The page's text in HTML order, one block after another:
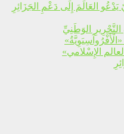
(1957) بِن نَبِيّ يَدْعُو العَالَمَ إِلَى دَعْمِ الجَزَائِرِ
الإِسْلامي»